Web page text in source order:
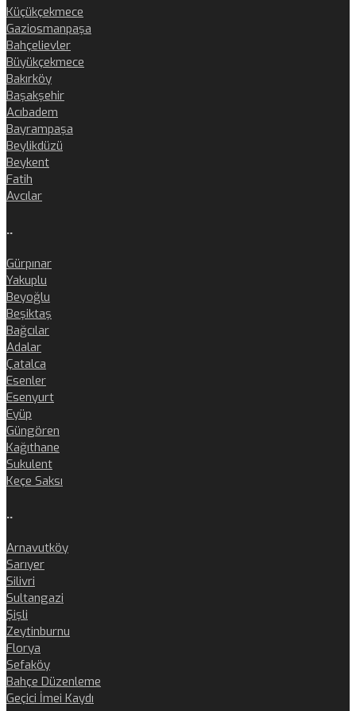
Küçükçekmece
Gaziosmanpaşa
Bahçelievler
Büyükçekmece
Bakırköy
Başakşehir
Acıbadem
Bayrampaşa
Beylikdüzü
Beykent
Fatih
Avcılar
..
Gürpınar
Yakuplu
Beyoğlu
Beşiktaş
Bağcılar
Adalar
Çatalca
Esenler
Esenyurt
Eyüp
Güngören
Kağıthane
Sukulent
Keçe Saksı
..
Arnavutköy
Sarıyer
Silivri
Sultangazi
Şişli
Zeytinburnu
Florya
Sefaköy
Bahçe Düzenleme
Geçici İmei Kaydı